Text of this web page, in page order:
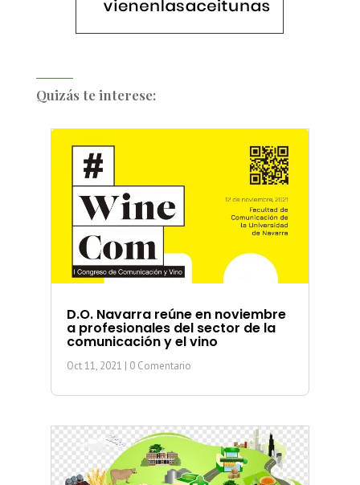
Quizás te interese:
D.O. Navarra reúne en noviembre
a profesionales del sector de la
comunicación y el vino
Oct 11, 2021 | 0 Comentario